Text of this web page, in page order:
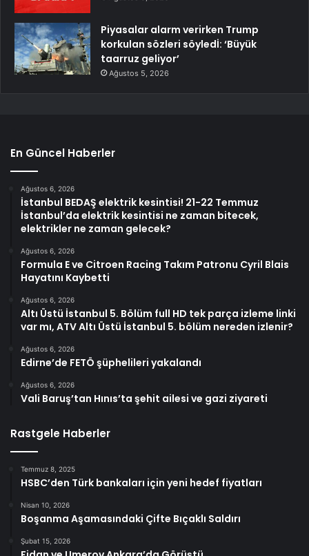
Piyasalar alarm verirken Trump
korkulan sözleri söyledİ: ‘Büyük
taarruz geliyor’
Ağustos 5, 2026
En Güncel Haberler
Ağustos 6, 2026
İstanbul BEDAŞ elektrik kesintisi! 21-22 Temmuz
İstanbul’da elektrik kesintisi ne zaman bitecek,
elektrikler ne zaman gelecek?
Ağustos 6, 2026
Formula E ve Citroen Racing Takım Patronu Cyril Blais
Hayatını Kaybetti
Ağustos 6, 2026
Altı Üstü İstanbul 5. Bölüm full HD tek parça izleme linki
var mı, ATV Altı Üstü İstanbul 5. bölüm nereden izlenir?
Ağustos 6, 2026
Edirne’de FETÖ şüphelileri yakalandı
Ağustos 6, 2026
Vali Baruş’tan Hınıs’ta şehit ailesi ve gazi ziyareti
Rastgele Haberler
Temmuz 8, 2025
HSBC’den Türk bankaları için yeni hedef fiyatları
Nisan 10, 2026
Boşanma Aşamasındaki Çifte Bıçaklı Saldırı
Şubat 15, 2026